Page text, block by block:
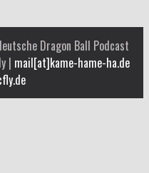
Dragon Ball Podcast
| mail[at]kame-hame-ha.de